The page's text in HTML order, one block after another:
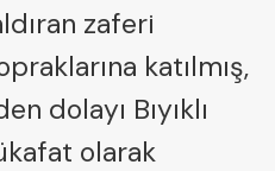
zaferi
katılmış,
dolayı Bıyıklı
olarak